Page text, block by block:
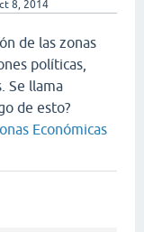
8, 2014
de las zonas
políticas,
Se llama
de esto?
Económicas